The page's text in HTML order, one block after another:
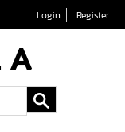
Login Register